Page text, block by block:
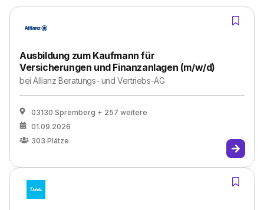
Ausbildung zum Kaufmann für
Versicherungen und Finanzanlagen (m/w/d)
beiAllianz Beratungs- und Vertriebs-AG
03130 Spremberg + 257 weitere
01.09.2026
303 Plätze